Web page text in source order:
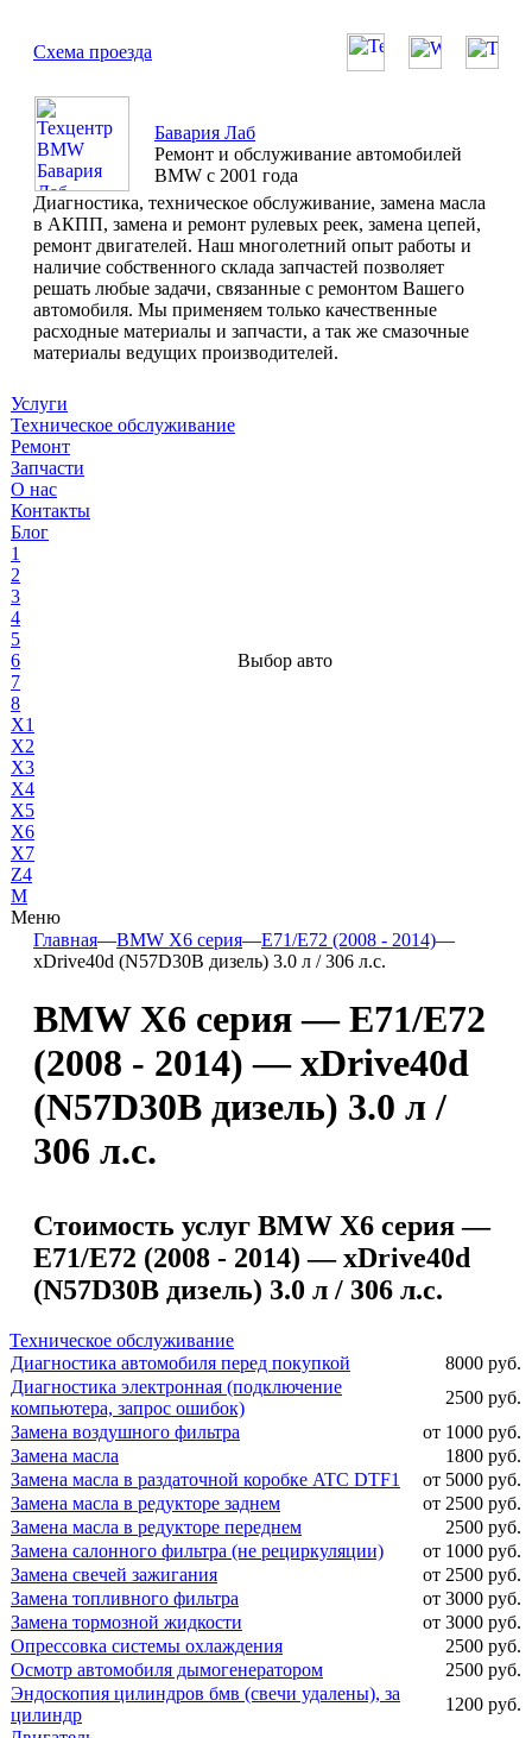
Схема проезда
Бавария Лаб
Ремонт и обслуживание автомобилей
BMW с 2001 года
Диагностика, техническое обслуживание, замена масла
в АКПП, замена и ремонт рулевых реек, замена цепей,
ремонт двигателей. Наш многолетний опыт работы и
наличие собственного склада запчастей позволяет
решать любые задачи, связанные с ремонтом Вашего
автомобиля. Мы применяем только качественные
расходные материалы и запчасти, а так же смазочные
материалы ведущих производителей.
Услуги
Техническое обслуживание
Ремонт
Запчасти
О нас
Контакты
Блог
1
2
3
4
5
6
7
8
X1
X2
X3
X4
X5
X6
X7
Z4
М
Меню
Выбор авто
Главная—BMW X6 серия—E71/E72 (2008 - 2014)—
xDrive40d (N57D30B дизель) 3.0 л / 306 л.с.
BMW X6 серия — E71/E72
(2008 - 2014) — xDrive40d
(N57D30B дизель) 3.0 л /
306 л.с.
Стоимость услуг BMW X6 серия —
E71/E72 (2008 - 2014) — xDrive40d
(N57D30B дизель) 3.0 л / 306 л.с.
Техническое обслуживание
Диагностика автомобиля перед покупкой
8000 руб.
Диагностика электронная (подключение
компьютера, запрос ошибок)
2500 руб.
Замена воздушного фильтра
от 1000 руб.
Замена масла
1800 руб.
Замена масла в раздаточной коробке ATC DTF1
от 5000 руб.
Замена масла в редукторе заднем
от 2500 руб.
Замена масла в редукторе переднем
2500 руб.
Замена салонного фильтра (не рециркуляции)
от 1000 руб.
Замена свечей зажигания
от 2500 руб.
Замена топливного фильтра
от 3000 руб.
Замена тормозной жидкости
от 3000 руб.
Опрессовка системы охлаждения
2500 руб.
Осмотр автомобиля дымогенератором
2500 руб.
Эндоскопия цилиндров бмв (свечи удалены), за
цилиндр
1200 руб.